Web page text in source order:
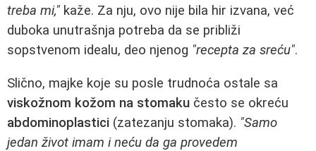
treba mi," kaže. Za nju, ovo nije bila hir izvana, već
duboka unutrašnja potreba da se približi
sopstvenom idealu, deo njenog "recepta za sreću".
Slično, majke koje su posle trudnoća ostale sa
viskožnom kožom na stomaku često se okreću
abdominoplastici (zatezanju stomaka). "Samo
jedan život imam i neću da ga provedem